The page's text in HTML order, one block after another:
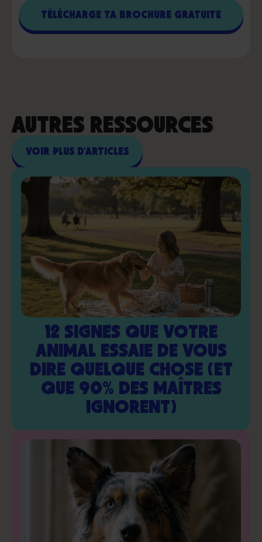
AUTRES RESSOURCES
VOIR PLUS D'ARTICLES
12 SIGNES QUE VOTRE
ANIMAL ESSAIE DE VOUS
DIRE QUELQUE CHOSE (ET
QUE 90% DES MAÎTRES
IGNORENT)